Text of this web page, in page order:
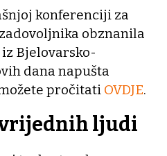
konferenciji za
obznanila
Bjelovarsko-
dana napušta
pročitati OVDJE.
vrijednih ljudi